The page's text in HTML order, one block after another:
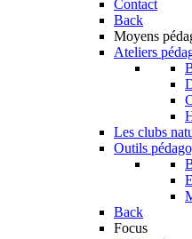
Contact
Back
Moyens
Ateliers
Les clubs
Outils
Back
Focus